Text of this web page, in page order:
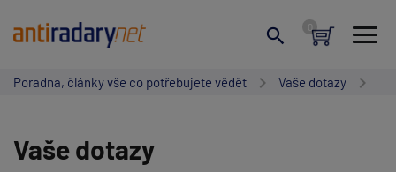
Poradna, články vše co potřebujete vědět Vaše dotazy
Vaše dotazy